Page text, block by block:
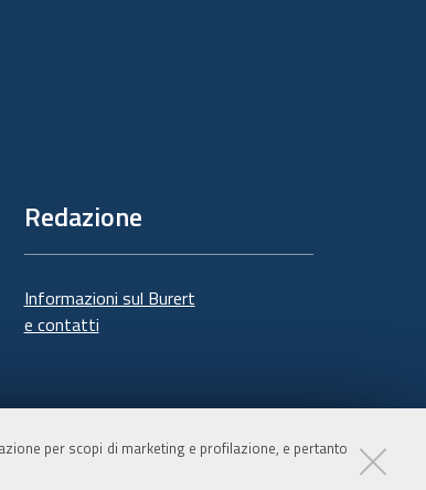
per scopi di marketing e profilazione, e pertanto
Redazione
Informazioni sul Burert
e contatti